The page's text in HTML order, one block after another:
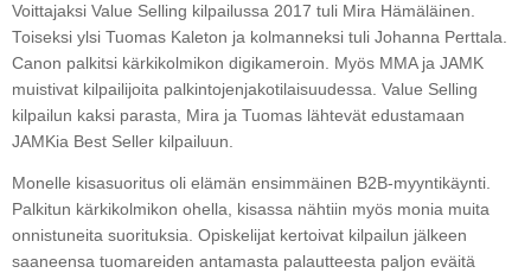
Voittajaksi Value Selling kilpailussa 2017 tuli Mira Hämäläinen.
Toiseksi ylsi Tuomas Kaleton ja kolmanneksi tuli Johanna Perttala.
Canon palkitsi kärkikolmikon digikameroin. Myös MMA ja JAMK
muistivat kilpailijoita palkintojenjakotilaisuudessa. Value Selling
kilpailun kaksi parasta, Mira ja Tuomas lähtevät edustamaan
JAMKia Best Seller kilpailuun.
Monelle kisasuoritus oli elämän ensimmäinen B2B-myyntikäynti.
Palkitun kärkikolmikon ohella, kisassa nähtiin myös monia muita
onnistuneita suorituksia. Opiskelijat kertoivat kilpailun jälkeen
saaneensa tuomareiden antamasta palautteesta paljon eväitä